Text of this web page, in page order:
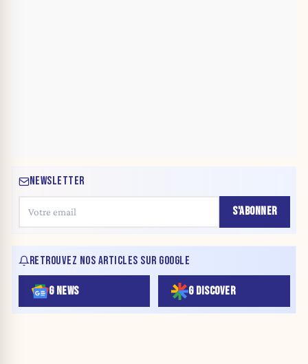
NEWSLETTER
S'ABONNER
RETROUVEZ NOS ARTICLES SUR GOOGLE
G NEWS G DISCOVER